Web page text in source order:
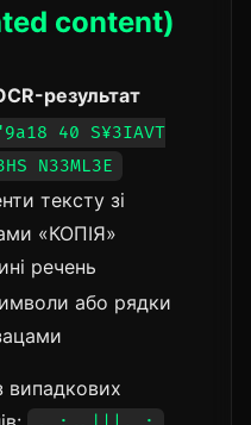
content)
результат
40 S¥3IAVT
N33ML3E
тексту зі
«КОПIЯ»
речень
або рядки
випадкових